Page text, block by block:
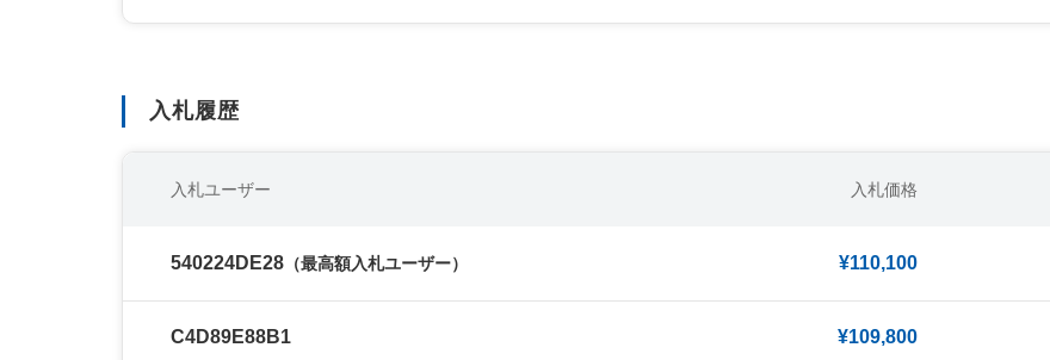
入札履歴
入札ユーザー 入札価格
540224DE28 （最高額入札ユーザー） ¥110,100
C4D89E88B1 ¥109,800